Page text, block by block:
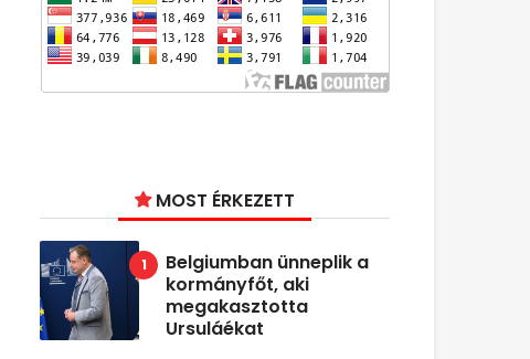
MOST ÉRKEZETT
Belgiumban ünneplik a
kormányfőt, aki
megakasztotta
Ursuláékat